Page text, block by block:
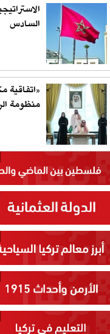
السادس
«اتفاقية
منظومة